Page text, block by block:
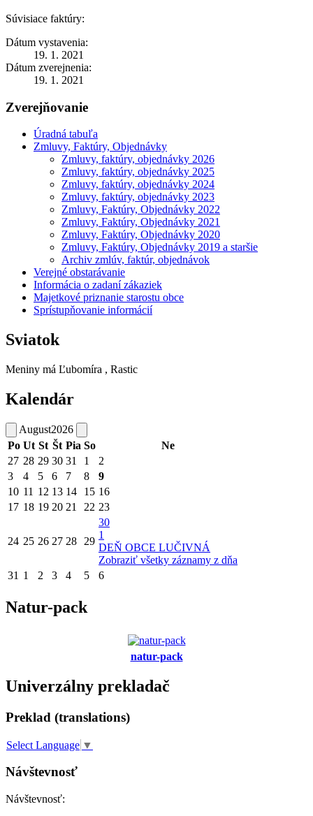
Súvisiace faktúry:
Dátum vystavenia:
19. 1. 2021
Dátum zverejnenia:
19. 1. 2021
Zverejňovanie
Úradná tabuľa
Zmluvy, Faktúry, Objednávky
Zmluvy, faktúry, objednávky 2026
Zmluvy, faktúry, objednávky 2025
Zmluvy, faktúry, objednávky 2024
Zmluvy, faktúry, objednávky 2023
Zmluvy, Faktúry, Objednávky 2022
Zmluvy, Faktúry, Objednávky 2021
Zmluvy, Faktúry, Objednávky 2020
Zmluvy, Faktúry, Objednávky 2019 a staršie
Archiv zmlúv, faktúr, objednávok
Verejné obstarávanie
Informácia o zadaní zákaziek
Majetkové priznanie starostu obce
Sprístupňovanie informácií
Sviatok
Meniny má Ľubomíra , Rastic
Kalendár
August2026
Po Ut St Št Pia So
Ne
27 28 29 30 31 1
2
3
4 5 6 7 8
9
10 11 12 13 14 15 16
17 18 19 20 21 22 23
24 25 26 27 28 29
30
1
DEŇ OBCE LUČIVNÁ
Zobraziť všetky záznamy z dňa
31 1 2 3 4 5 6
Natur-pack
natur-pack
Univerzálny prekladač
Preklad (translations)
Select Language ▼
Návštevnosť
Návštevnosť: